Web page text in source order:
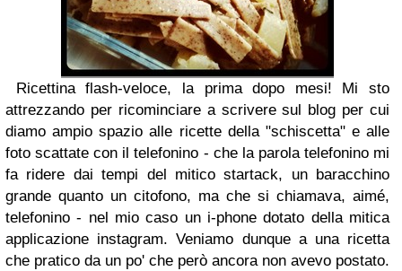
Ricettina flash-veloce, la prima dopo mesi! Mi sto
attrezzando per ricominciare a scrivere sul blog per cui
diamo ampio spazio alle ricette della "schiscetta" e alle
foto scattate con il telefonino - che la parola telefonino mi
fa ridere dai tempi del mitico startack, un baracchino
grande quanto un citofono, ma che si chiamava, aimé,
telefonino - nel mio caso un i-phone dotato della mitica
applicazione instagram. Veniamo dunque a una ricetta
che pratico da un po' che però ancora non avevo postato.